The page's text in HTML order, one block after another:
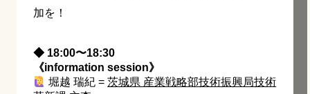
加を！
◆ 18:00〜18:30
《information session》
堀越 瑞紀 =茨城県 産業戦略部技術振興局技術